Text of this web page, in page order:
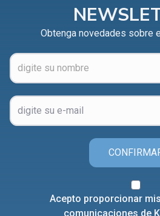
Obtenga novedades sobre
Acepto proporcionar
comunicaciones de